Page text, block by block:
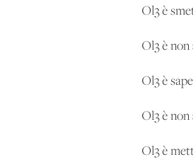
Ol3 è
Ol3 è non
Ol3 è
Ol3 è
Ol3 è